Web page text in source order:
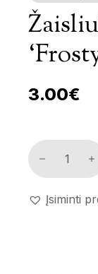
3.00€
Žaisliukų
Įsiminti